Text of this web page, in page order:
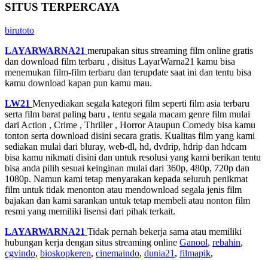
SITUS TERPERCAYA
birutoto
LAYARWARNA21 merupakan situs streaming film online gratis
dan download film terbaru , disitus LayarWarna21 kamu bisa
menemukan film-film terbaru dan terupdate saat ini dan tentu bisa
kamu download kapan pun kamu mau.
LW21 Menyediakan segala kategori film seperti film asia terbaru
serta film barat paling baru , tentu segala macam genre film mulai
dari Action , Crime , Thriller , Horror Ataupun Comedy bisa kamu
tonton serta download disini secara gratis. Kualitas film yang kami
sediakan mulai dari bluray, web-dl, hd, dvdrip, hdrip dan hdcam
bisa kamu nikmati disini dan untuk resolusi yang kami berikan tentu
bisa anda pilih sesuai keinginan mulai dari 360p, 480p, 720p dan
1080p. Namun kami tetap menyarakan kepada seluruh penikmat
film untuk tidak menonton atau mendownload segala jenis film
bajakan dan kami sarankan untuk tetap membeli atau nonton film
resmi yang memiliki lisensi dari pihak terkait.
LAYARWARNA21 Tidak pernah bekerja sama atau memiliki
hubungan kerja dengan situs streaming online Ganool, rebahin,
cgvindo, bioskopkeren, cinemaindo, dunia21 , filmapik,